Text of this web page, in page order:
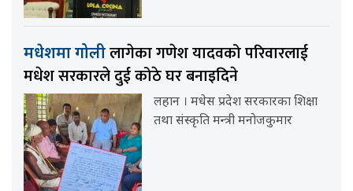
मधेशमा गोलीलागेका गणेश यादवको परिवारलाई
मधेश सरकारले दुई कोठे घर बनाइदिने
लहान । मधेस प्रदेश सरकारका शिक्षा
तथा संस्कृति मन्त्री मनोजकुमार